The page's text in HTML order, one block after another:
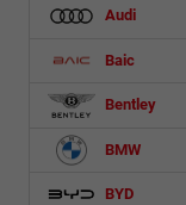
Audi
Baic
Bentley
BMW
BYD